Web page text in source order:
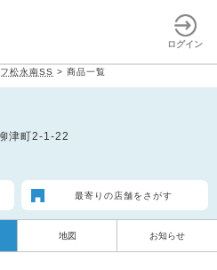
ログイン
松永南SS > 商品一覧
津町2-1-22
最寄りの店舗をさがす
地図 お知らせ